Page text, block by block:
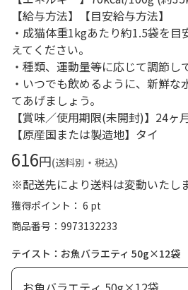
【給与方法】【目安給与方法】
・成猫体重1kgあたり約1.5袋を
えてください。
・種類、運動量等に応じて調節し
・いつでも飲めるように、新鮮な
てあげましょう。
【賞味／使用期限(未開封)】24ヶ
【原産国または製造地】タイ
616円(送料別・税込)
※配送先により送料は変動いたしま
獲得ポイント： 6 pt
商品番号
9973132233
テイスト：お魚バラエティ 50g×12袋